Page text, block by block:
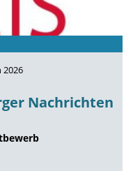
Nachrichten